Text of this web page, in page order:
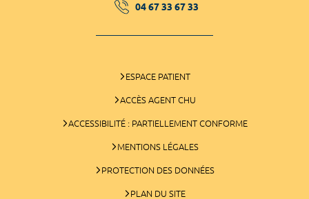
04 67 33 67 33
ESPACE PATIENT
ACCÈS AGENT CHU
ACCESSIBILITÉ : PARTIELLEMENT CONFORME
MENTIONS LÉGALES
PROTECTION DES DONNÉES
PLAN DU SITE